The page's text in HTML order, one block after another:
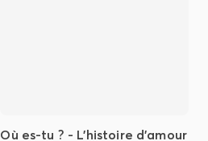
Où es-tu ? - L'histoire d'amour